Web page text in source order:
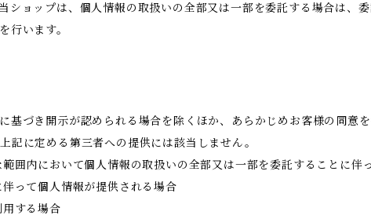
ショップは、個人情報の取扱いの全部又は一部を委託する場合は、
行います。
基づき開示が認められる場合を除くほか、あらかじめお客様の同意
記に定める第三者への提供には該当しません。
囲内において個人情報の取扱いの全部又は一部を委託することに伴
って個人情報が提供される場合
用する場合